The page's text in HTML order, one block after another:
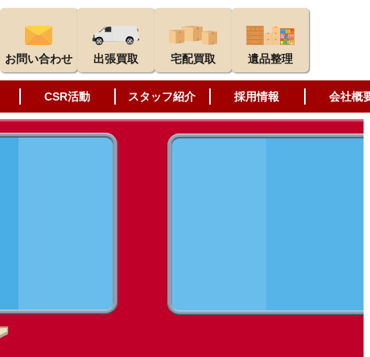
お問い合わせ 出張買取 宅配買取 遺品整理
CSR活動 スタッフ紹介 採用情報 会社概